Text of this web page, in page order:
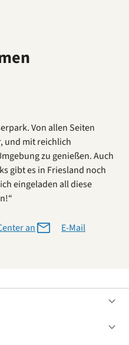
Von allen Seiten
und mit reichlich
zu genießen. Auch
gibt es in Friesland noch
eingeladen all diese
an E-Mail